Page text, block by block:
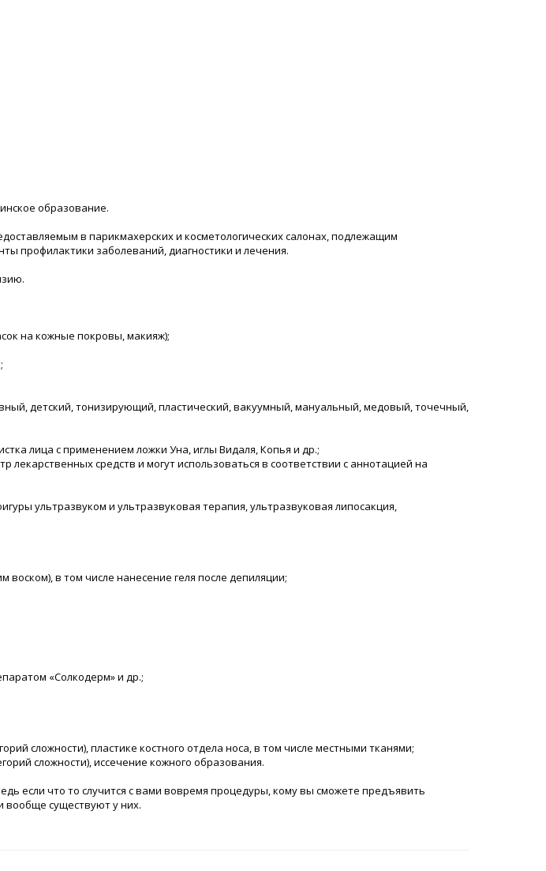
образование.
в парикмахерских и косметологических салонах, подлежащим
профилактики заболеваний, диагностики и лечения.
на кожные покровы, макияж);
детский, тонизирующий, пластический, вакуумный, мануальный, медовый, точечный,
лица с применением ложки Уна, иглы Видаля, Копья и др.;
средств и могут использоваться в соответствии с аннотацией на
ультразвуком и ультразвуковая терапия, ультразвуковая липосакция,
в том числе нанесение геля после депиляции;
«Солкодерм» и др.;
сложности), пластике костного отдела носа, в том числе местными тканями;
сложности), иссечение кожного образования.
если что то случится с вами вовремя процедуры, кому вы сможете предъявить
вообще существуют у них.